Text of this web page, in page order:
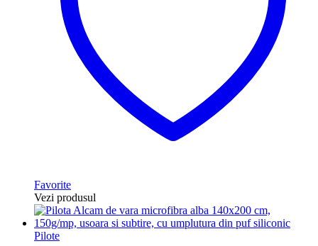
Favorite
Vezi produsul
Pilote